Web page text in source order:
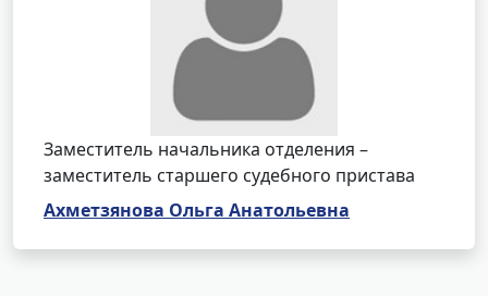
Заместитель начальника отделения –
заместитель старшего судебного пристава
Ахметзянова Ольга Анатольевна